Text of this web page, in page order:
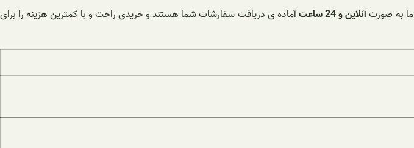
ما به صورتآنلاین و 24 ساعت
آماده ی دریافت سفارشات شما هستند و خریدی راحت و با کمترین هزینه را برای